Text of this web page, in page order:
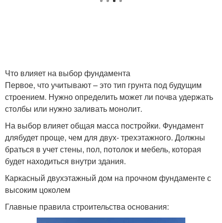
Что влияет на выбор фундамента
Первое, что учитывают – это тип грунта под будущим
строением. Нужно определить может ли почва удержать
столбы или нужно заливать монолит.
На выбор влияет общая масса постройки. Фундамент
длябудет проще, чем для двух- трехэтажного. Должны
браться в учет стены, пол, потолок и мебель, которая
будет находиться внутри здания.
Каркасный двухэтажный дом на прочном фундаменте с
высоким цоколем
Главные правила строительства основания: